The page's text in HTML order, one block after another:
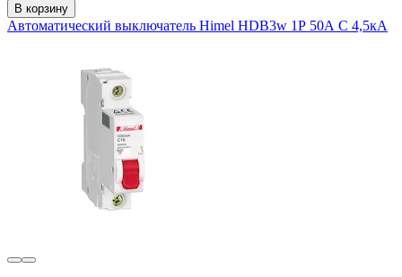
В корзину
Автоматический выключатель Himel HDB3w 1Р 50А С 4,5кА